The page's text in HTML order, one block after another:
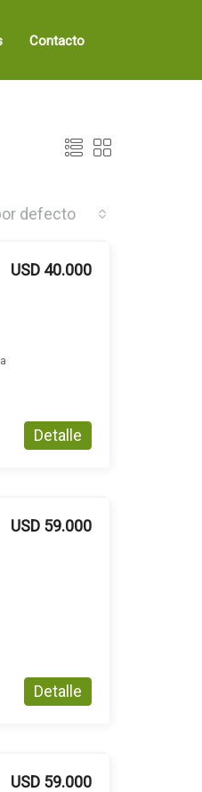
Contacto
defecto
USD 40.000
Detalle
USD 59.000
Detalle
USD 59.000